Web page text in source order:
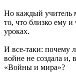
Но каждый учитель
то, что близко ему
уроках.
И все-таки: почему
войне не создала и,
«Войны и мира»?